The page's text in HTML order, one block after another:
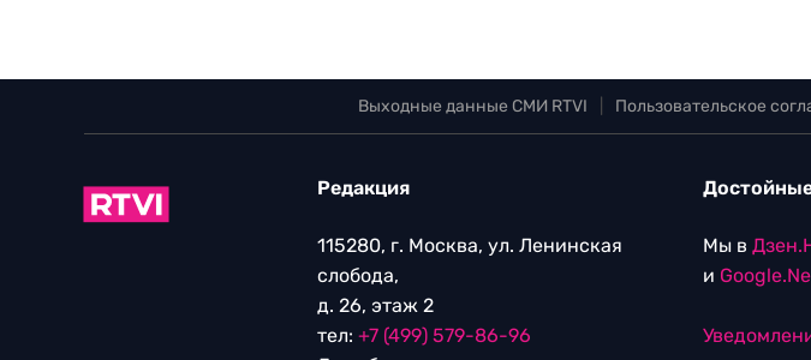
Выходные данные СМИ RTVI Пользовательское
Редакция
115280, г. Москва, ул. Ленинская
слобода,
д. 26, этаж 2
тел: +7 (499) 579-86-96
Мы в
и